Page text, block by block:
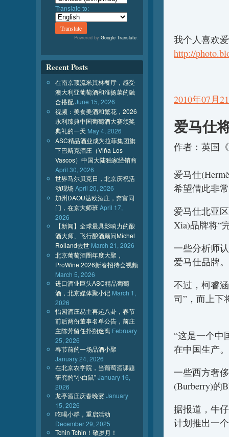
我个人喜欢
http://
2010年07月
爱马仕
作者：英国
爱马仕
希望借此非
爱马仕北亚
Xia)品牌将“
一些分析师
爱马仕品牌
不过，柯睿
司”，而上下
“这是一个中
在中国生产
一些西方奢
(Burberry)的
据报道，牛
计划推出一
Translate to:
Powered by Google Translate.
Recent Posts
在南京顶流米其林餐厅，感受
澳大利亚葡萄酒和淮扬菜的融
合搭配June 15, 2026
视频：美食美酒和繁花，2026
永利臻典中国葡萄酒大赛颁奖
典礼的一天 May 4, 2026
ASC精品酒业成为拉菲集团旗
下巴斯克酒庄（Viña Los
Vascos）中国大陆独家经销商
April 30, 2026
世界马尔贝克日，北京庆祝活
动现场April 20, 2026
加州DAOU达欧酒庄，奔富同
门，在京大师班 April 17,
2026
【新闻】全球最具影响力的酿
酒大师、飞行酿酒顾问Michel
Rolland去世 March 21, 2026
北京葡萄酒圈年度大聚，
ProWine 2026新春招待会视频
March 5, 2026
进口酒业巨头ASC精品葡萄
酒，北京媒体聚小记 March 1,
2026
怡园酒庄易主再起八卦，春节
前后两份董事名单公告，前庄
主陈芳留任扑朔迷离 February
25, 2026
春节前的一场品酒小聚
January 24, 2026
在北京农学院，当葡萄酒课题
研究的“小白鼠”January 16,
2026
龙亭酒庄庆春晚宴January
15, 2026
吃喝小群，重启活动
December 29, 2025
Tchin Tchin！敬岁月！